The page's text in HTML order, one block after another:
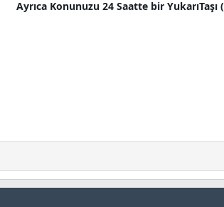
Ayrıca Konunuzu 24 Saatte bir YukarıTaşı (